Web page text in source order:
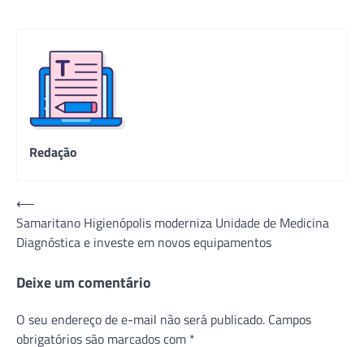
Redação
Navegação
de
Post
⟵
Samaritano Higienópolis moderniza Unidade de Medicina
Diagnóstica e investe em novos equipamentos
Deixe um comentário
O seu endereço de e-mail não será publicado. Campos
obrigatórios são marcados com *